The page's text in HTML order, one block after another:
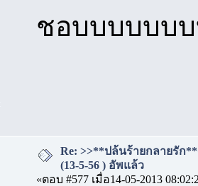
ชอบบบบบบ
Re: >>**ปล้นร้ายกลายรัก
(13-5-56 ) อัพแล้ว
«ตอบ #577 เมื่อ14-05-2013